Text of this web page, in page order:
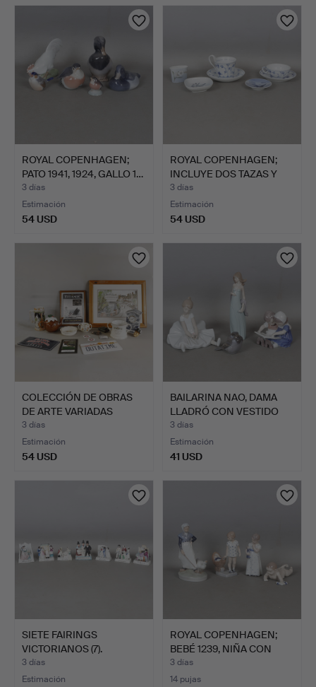
ROYAL COPENHAGEN;
PATO 1941, 1924, GALLO 1…
3 días
Estimación
54 USD
ROYAL COPENHAGEN;
INCLUYE DOS TAZAS Y
PLAT…
3 días
Estimación
54 USD
COLECCIÓN DE OBRAS
DE ARTE VARIADAS
(CANTI…
3 días
Estimación
54 USD
BAILARINA NAO, DAMA
LLADRÓ CON VESTIDO
VER…
3 días
Estimación
41 USD
SIETE FAIRINGS
VICTORIANOS (7).
3 días
Estimación
ROYAL COPENHAGEN;
BEBÉ 1239, NIÑA CON
COCH…
3 días
14 pujas